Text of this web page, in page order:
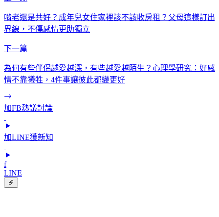
啃老還是共好？成年兒女住家裡該不該收房租？父母這樣訂出
界線，不傷感情更助獨立
下一篇
為何有些伴侶越愛越深，有些越愛越陌生？心理學研究：好感
情不靠犧牲，4件事讓彼此都變更好
加FB熱議討論
加LINE獲新知
f
LINE